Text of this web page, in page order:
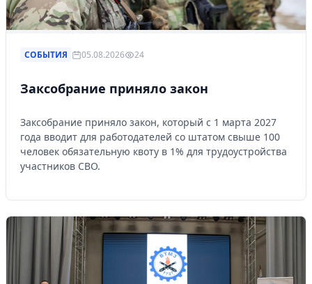
СОБЫТИЯ 05.08.2026 24
Заксобрание приняло закон
Заксобрание приняло закон, который с 1 марта 2027
года вводит для работодателей со штатом свыше 100
человек обязательную квоту в 1% для трудоустройства
участников СВО.